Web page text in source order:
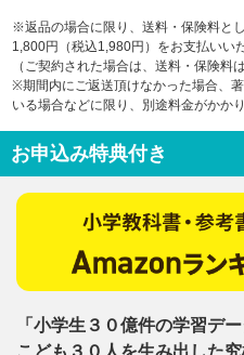
※返品の場合に限り、送料・保険料と
1,800円（税込1,980円）をお支払いい
（ご契約された場合は、送料・保険料
※期間内にご返送頂けなかった場合、
いる場合などに限り、別途料金がかかり
お申込み特典付き
「小学生３０億件の学習デ
こども３０人を生み出した